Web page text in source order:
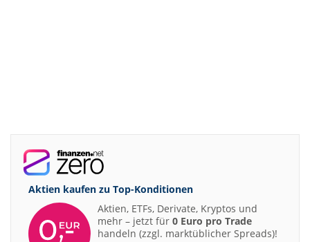
Aktien kaufen zu Top-Konditionen
Aktien, ETFs, Derivate, Kryptos und
mehr – jetzt für 0 Euro pro Trade
handeln (zzgl. marktüblicher Spreads)!